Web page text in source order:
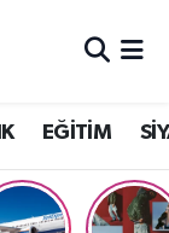
EĞİTİM